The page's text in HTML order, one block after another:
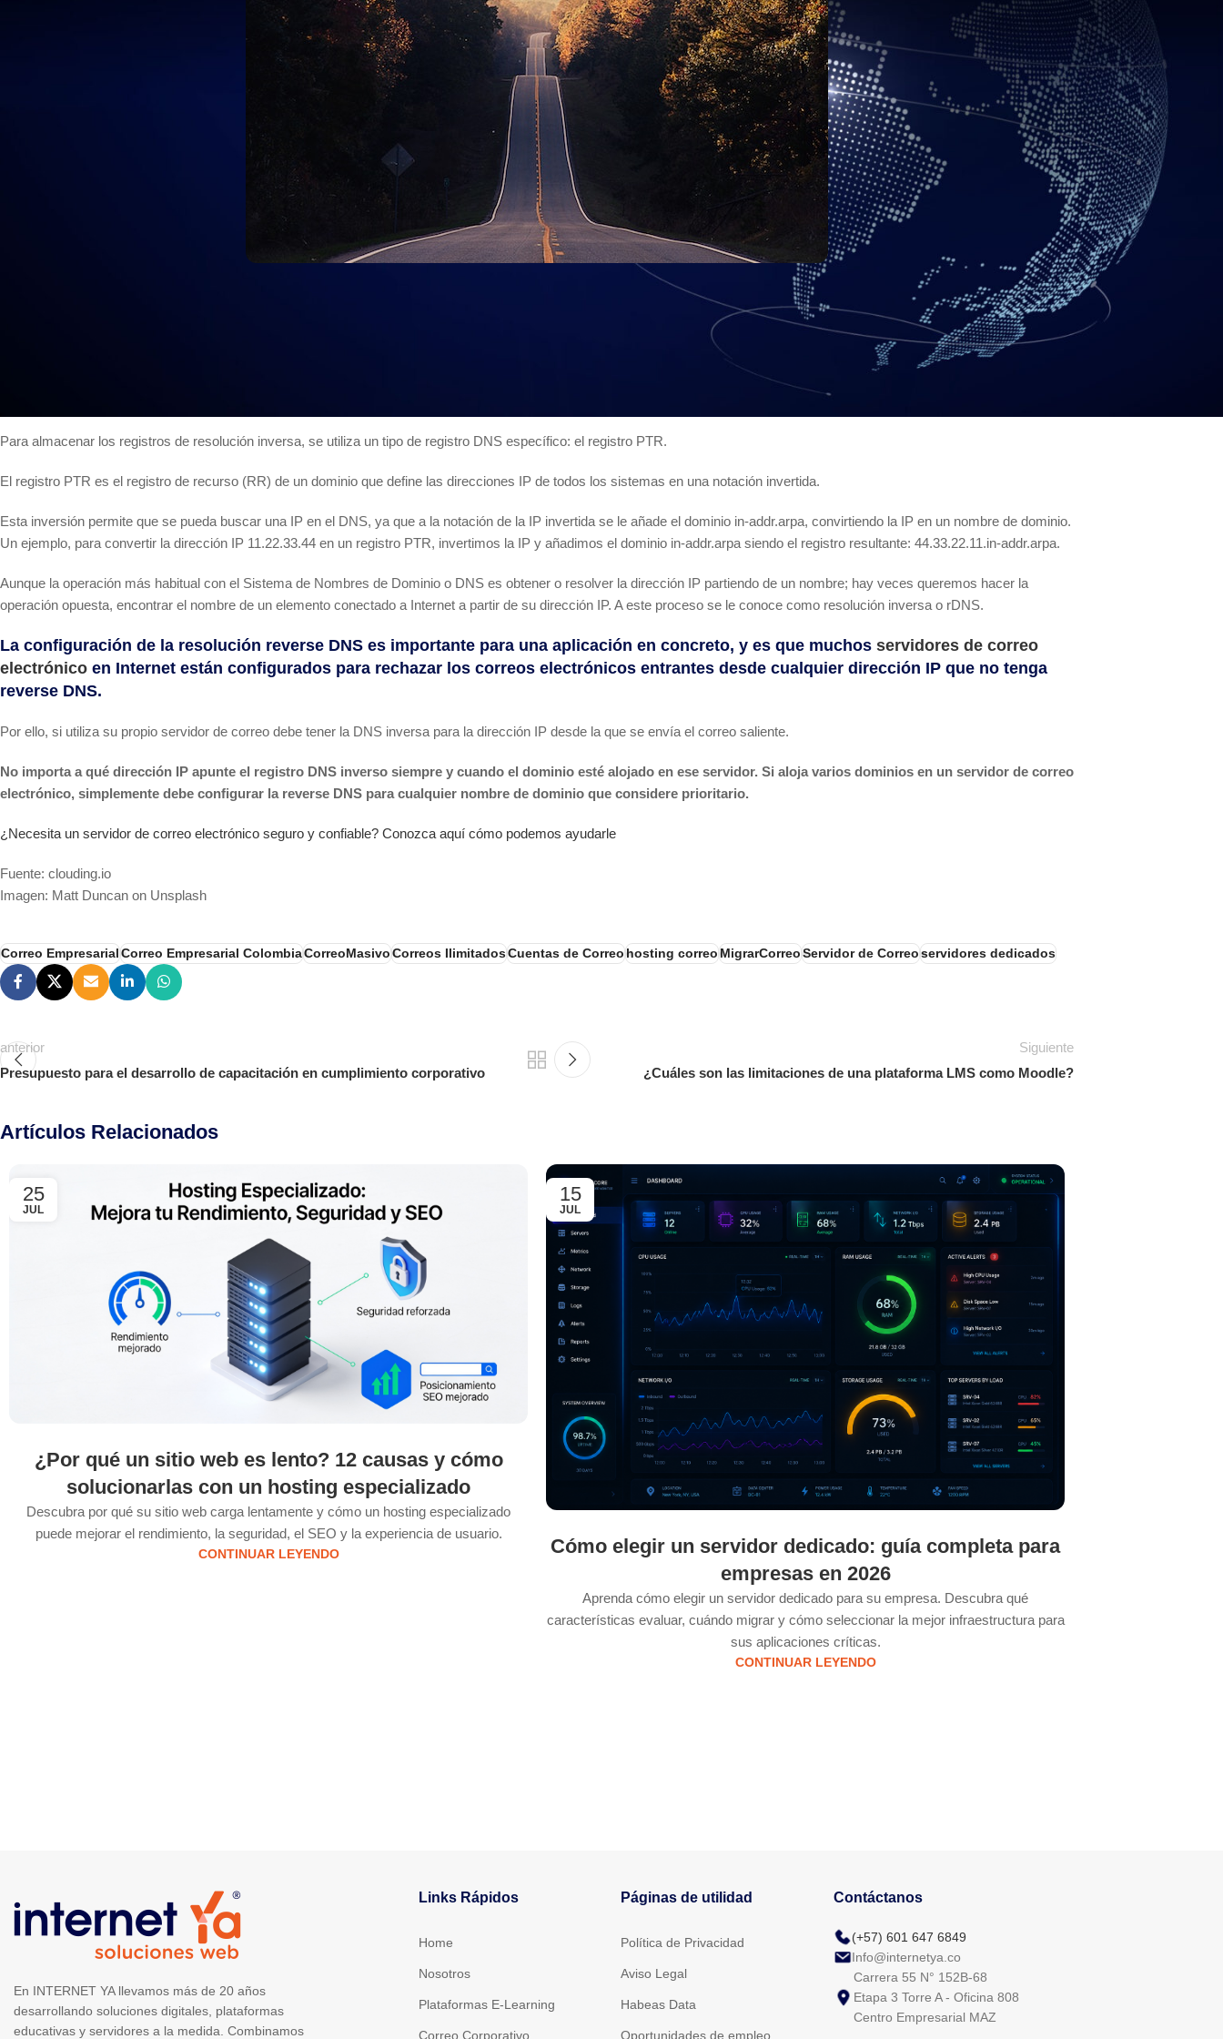
Los reverse DNS o rDNS básicamente hacen lo contrario a los DNS “normales”. Es decir, en vez de
resolver un nombre de dominio hacia una IP, lo que hace es resolver una IP hacia un nombre de host.
La resolución inversa o rDNS se encuentra completamente separada de la resolución DNS regular, por lo tanto, por ejemplo, si el dominio “sunombrededominio.com” apunta hacia la
Para almacenar los registros de resolución inversa, se utiliza un tipo de registro DNS específico: el registro PTR.
El registro PTR es el registro de recurso (RR) de un dominio que define las direcciones IP de todos los sistemas en una notación invertida.
Esta inversión permite que se pueda buscar una IP en el DNS, ya que a la notación de la IP invertida se le añade el dominio in-addr.arpa, convirtiendo la IP en un nombre de dominio.
Un ejemplo, para convertir la dirección IP 11.22.33.44 en un registro PTR, invertimos la IP y añadimos el dominio in-addr.arpa siendo el registro resultante: 44.33.22.11.in-addr.arpa.
Aunque la operación más habitual con el Sistema de Nombres de Dominio o DNS es obtener o resolver la dirección IP partiendo de un nombre; hay veces queremos hacer la
operación opuesta, encontrar el nombre de un elemento conectado a Internet a partir de su dirección IP. A este proceso se le conoce como resolución inversa o rDNS.
La configuración de la resolución reverse DNS es importante para una aplicación en concreto, y es que muchos servidores de correo
electrónico en Internet están configurados para rechazar los correos electrónicos entrantes desde cualquier dirección IP que no tenga
reverse DNS.
Por ello, si utiliza su propio servidor de correo debe tener la DNS inversa para la dirección IP desde la que se envía el correo saliente.
No importa a qué dirección IP apunte el registro DNS inverso siempre y cuando el dominio esté alojado en ese servidor. Si aloja varios dominios en un servidor de correo
electrónico, simplemente debe configurar la reverse DNS para cualquier nombre de dominio que considere prioritario.
¿Necesita un servidor de correo electrónico seguro y confiable? Conozca aquí cómo podemos ayudarle
Fuente: clouding.io
Imagen: Matt Duncan on Unsplash
Correo Empresarial Correo Empresarial ColombiaCorreoMasivo Correos IlimitadosCuentas de Correo hosting correo MigrarCorreo Servidor de Correo servidores dedicados
anterior
Presupuesto para el desarrollo de capacitación en cumplimiento corporativo
Siguiente
¿Cuáles son las limitaciones de una plataforma LMS como Moodle?
Artículos Relacionados
25
JUL
¿Por qué un sitio web es lento? 12 causas y cómo
solucionarlas con un hosting especializado
Descubra por qué su sitio web carga lentamente y cómo un hosting especializado
puede mejorar el rendimiento, la seguridad, el SEO y la experiencia de usuario.
CONTINUAR LEYENDO
15
JUL
Cómo elegir un servidor dedicado: guía completa para
empresas en 2026
Aprenda cómo elegir un servidor dedicado para su empresa. Descubra qué
características evaluar, cuándo migrar y cómo seleccionar la mejor infraestructura para
sus aplicaciones críticas.
CONTINUAR LEYENDO
En INTERNET YA llevamos más de 20 años
desarrollando soluciones digitales, plataformas
educativas y servidores a la medida. Combinamos
Links Rápidos
Home
Nosotros
Plataformas E-Learning
Correo Corporativo
Páginas de utilidad
Política de Privacidad
Aviso Legal
Habeas Data
Oportunidades de empleo
Contáctanos
(+57) 601 647 6849
Info@internetya.co
Carrera 55 N° 152B-68
Etapa 3 Torre A - Oficina 808
Centro Empresarial MAZ